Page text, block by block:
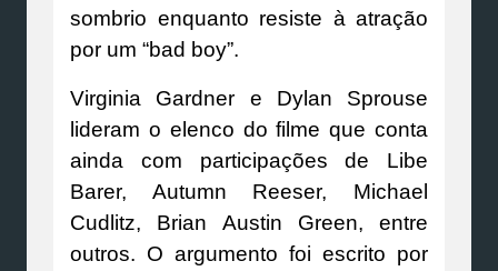
sombrio enquanto resiste à atração
por um “bad boy”.
Virginia Gardner e Dylan Sprouse
lideram o elenco do filme que conta
ainda com participações de Libe
Barer, Autumn Reeser, Michael
Cudlitz, Brian Austin Green, entre
outros. O argumento foi escrito por